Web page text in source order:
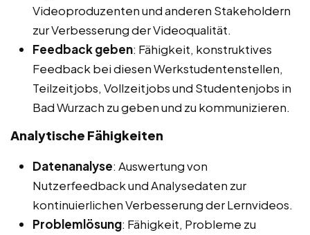
Videoproduzenten und anderen Stakeholdern
zur Verbesserung der Videoqualität.
Feedback geben: Fähigkeit, konstruktives
Feedback bei diesen Werkstudentenstellen,
Teilzeitjobs, Vollzeitjobs und Studentenjobs in
Bad Wurzach zu geben und zu kommunizieren.
Analytische Fähigkeiten
Datenanalyse: Auswertung von
Nutzerfeedback und Analysedaten zur
kontinuierlichen Verbesserung der Lernvideos.
Problemlösung: Fähigkeit, Probleme zu